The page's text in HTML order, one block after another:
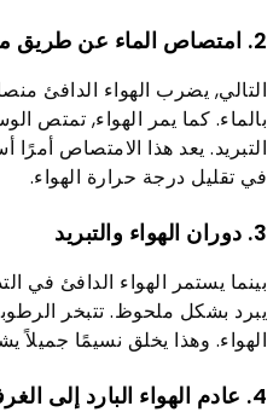
2. امتصاص الماء عن طريق منصات التبريد
التالي, يضرب الهواء الدافئ
بالماء. كما يمر الهواء, تمتص
التبريد. يعد هذا الامتصاص أمرًا
في تقليل درجة حرارة الهواء.
3. دوران الهواء والتبريد
بينما يستمر الهواء الدافئ في
يبرد بشكل ملحوظ. تتبخر
الهواء. وهذا يخلق نسيمًا جميلاً
4. عادم الهواء البارد إلى الغرفة